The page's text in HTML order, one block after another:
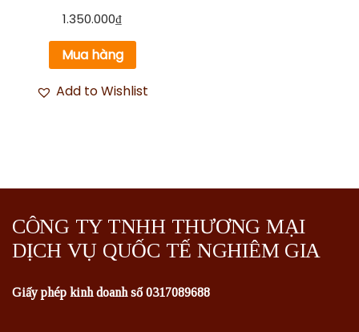
1.350.000₫
Mua hàng
Add to Wishlist
CÔNG TY TNHH THƯƠNG MẠI
DỊCH VỤ QUỐC TẾ NGHIÊM GIA
Giấy phép kinh doanh số 0317089688